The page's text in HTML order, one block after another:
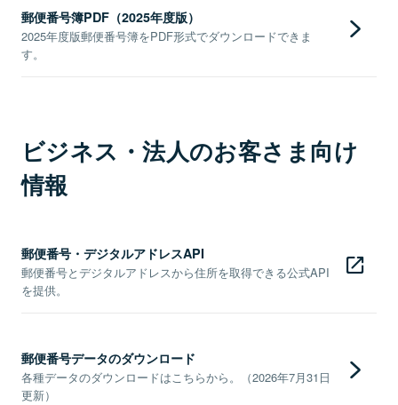
郵便番号簿PDF（2025年度版）
2025年度版郵便番号簿をPDF形式でダウンロードできま
す。
ビジネス・法人のお客さま向け
情報
郵便番号・デジタルアドレスAPI
郵便番号とデジタルアドレスから住所を取得できる公式API
を提供。
郵便番号データのダウンロード
各種データのダウンロードはこちらから。（2026年7月31日
更新）